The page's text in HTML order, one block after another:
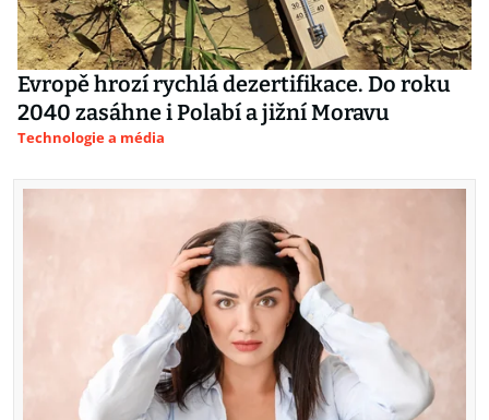
Evropě hrozí rychlá dezertifikace. Do roku
2040 zasáhne i Polabí a jižní Moravu
Technologie a média